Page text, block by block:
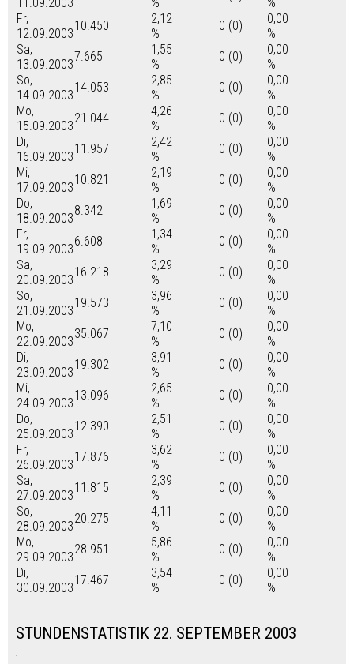
Fr,
12.09.2003
10.450
2,12
%
0 (0)
0,00
%
Sa,
13.09.2003
7.665
1,55
%
0 (0)
0,00
%
So,
14.09.2003
14.053
2,85
%
0 (0)
0,00
%
Mo,
15.09.2003
21.044
4,26
%
0 (0)
0,00
%
Di,
16.09.2003
11.957
2,42
%
0 (0)
0,00
%
Mi,
17.09.2003
10.821
2,19
%
0 (0)
0,00
%
Do,
18.09.2003
8.342
1,69
%
0 (0)
0,00
%
Fr,
19.09.2003
6.608
1,34
%
0 (0)
0,00
%
Sa,
20.09.2003
16.218
3,29
%
0 (0)
0,00
%
So,
21.09.2003
19.573
3,96
%
0 (0)
0,00
%
Mo,
22.09.2003
35.067
7,10
%
0 (0)
0,00
%
Di,
23.09.2003
19.302
3,91
%
0 (0)
0,00
%
Mi,
24.09.2003
13.096
2,65
%
0 (0)
0,00
%
Do,
25.09.2003
12.390
2,51
%
0 (0)
0,00
%
Fr,
26.09.2003
17.876
3,62
%
0 (0)
0,00
%
Sa,
27.09.2003
11.815
2,39
%
0 (0)
0,00
%
So,
28.09.2003
20.275
4,11
%
0 (0)
0,00
%
Mo,
29.09.2003
28.951
5,86
%
0 (0)
0,00
%
Di,
30.09.2003
17.467
3,54
%
0 (0)
0,00
%
STUNDENSTATISTIK 22. SEPTEMBER 2003